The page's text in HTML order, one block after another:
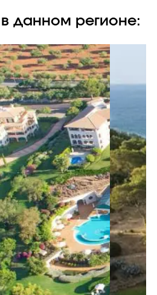
данном регионе: